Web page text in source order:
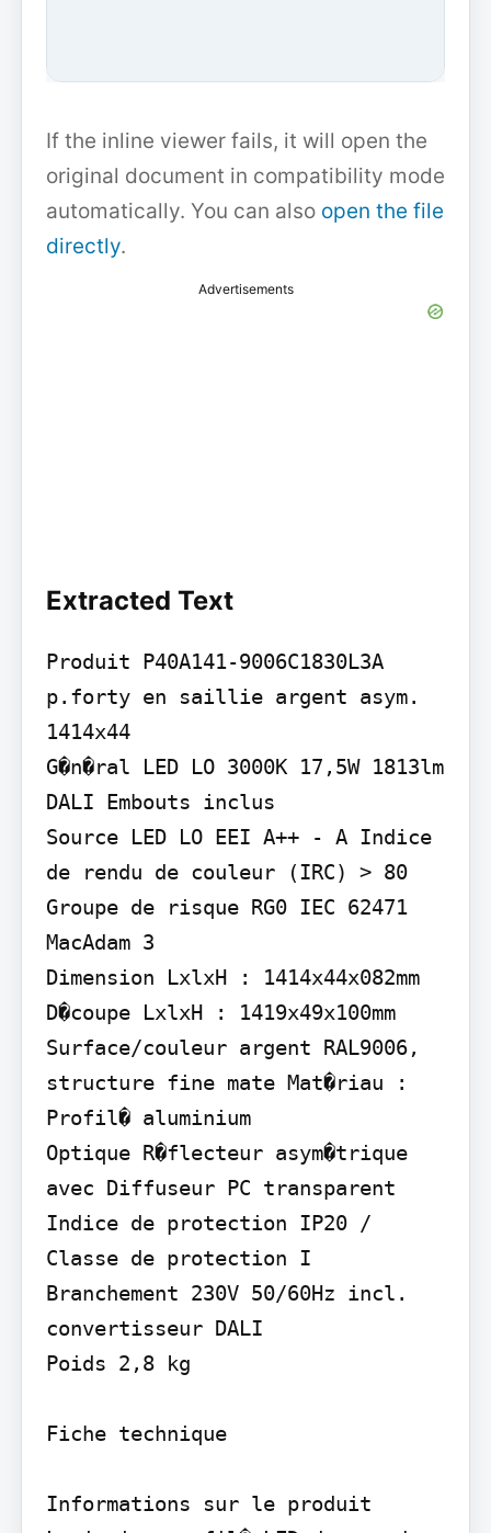
If the inline viewer fails, it will open the
original document in compatibility mode
automatically. You can also open the file
directly.
Advertisements
Extracted Text
Produit P40A141-9006C1830L3A
p.forty en saillie argent asym.
1414x44
G�n�ral LED LO 3000K 17,5W 1813lm
DALI Embouts inclus
Source LED LO EEI A++ - A Indice
de rendu de couleur (IRC) > 80
Groupe de risque RG0 IEC 62471
MacAdam 3
Dimension LxlxH : 1414x44x082mm
D�coupe LxlxH : 1419x49x100mm
Surface/couleur argent RAL9006,
structure fine mate Mat�riau :
Profil� aluminium
Optique R�flecteur asym�trique
avec Diffuseur PC transparent
Indice de protection IP20 /
Classe de protection I
Branchement 230V 50/60Hz incl.
convertisseur DALI
Poids 2,8 kg
Fiche technique
Informations sur le produit